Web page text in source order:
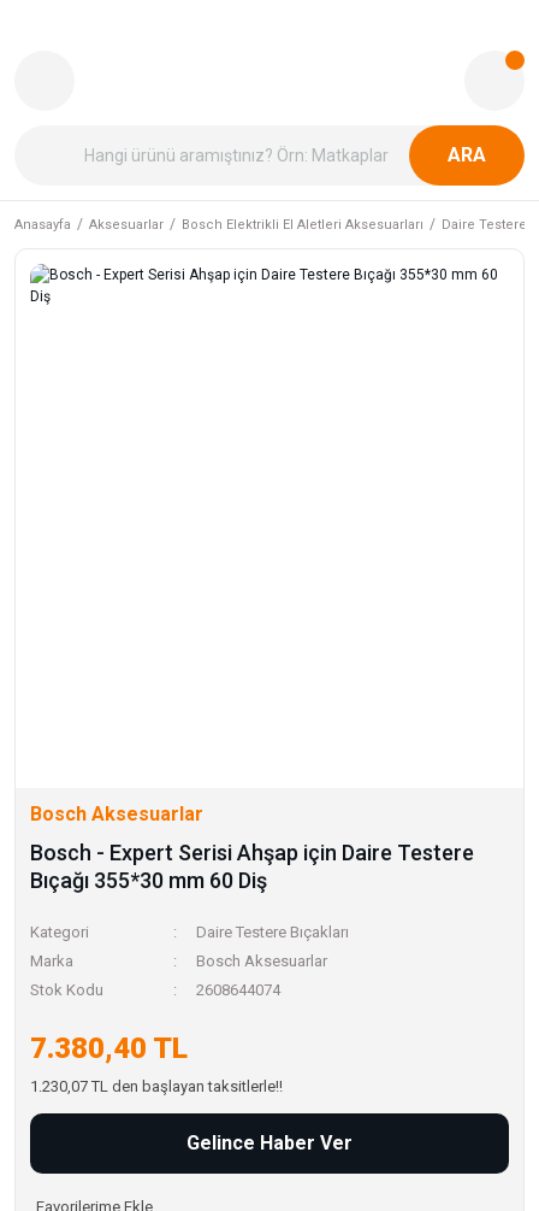
ARA
Anasayfa Aksesuarlar Bosch Elektrikli El Aletleri Aksesuarları Daire Testere
Bosch Aksesuarlar
Bosch - Expert Serisi Ahşap için Daire Testere
Bıçağı 355*30 mm 60 Diş
Kategori
Daire Testere Bıçakları
Marka
Bosch Aksesuarlar
Stok Kodu
2608644074
7.380,40 TL
1.230,07 TL den başlayan taksitlerle!!
Gelince Haber Ver